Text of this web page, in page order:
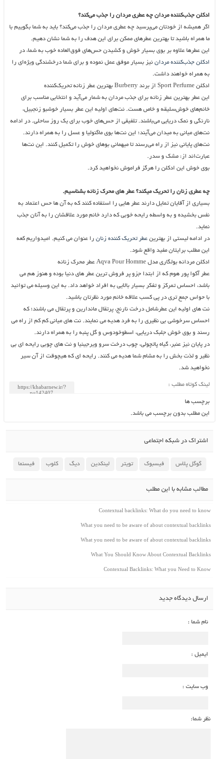
ادکلن جذب‌کننده مردان چه عطری مردان را جذب می‌کند؟
اگر همیشه از خودتان می‌پرسید چه عطری مردان را جذب می‌کند؟ باید به شما بگوییم با
ما همراه باشید تا بهترین عطرهای ممکن برای این هدف را به شما نشان دهیم.
این عطرها علاوه بر بوی بسیار خوش و کشیدن حس‌های فوق‌العاده خوب به شما، در
ادکلن جذب‌کننده مرداننیز بسیار موفق عمل نموده و برای شما درخشندگی ویژه‌ای را
به همراه خواهند داشت.
ادکلن Sport Perfume از برند Burberry بهترین عطر زنانه تحریک‌کننده
این عطر بهترین عطر زنانه برای جذب مردان به شمار می‌آید و انتخابی مناسب برای
خانم‌های خوش‌سلیقه و خاص هست. نت‌های اولیه این عطر بسیار خوشبو زنجبیل،
نارنگی و نمک دریایی می‌باشند. تلفیقی از حس‌های خوب برای یک روز ساحلی. در ادامه
نت‌های میانی به میدان می‌آیند؛ این نت‌ها بوی ماگنولیا و عسل را به همراه دارند.
نت‌های پایانی نیز از راه می‌رسند تا میهمانی بوهای خوش را تکمیل کنند. این نت‌ها
عبارت‌اند از: مشک و سدر.
بوی خوش این ادکلن را هرگز فراموش نخواهید کرد.
چه عطری زنان را تحریک میکند؟ عطر های محرک زنانه بشناسیم.
بسیاری از آقایان تمایل دارند عطر هایی را استفاده کنند که به آن ها حس اعتماد به
نفس بخشیده و به واسطه رایحه خوبی که دارد خانم مورد علاقشان را به آنان جذب
نماید.
در ادامه لیستی از بهترین عطر تحریک کننده زنانرا عنوان می کنیم. امیدواریم کعه
این مطلب برایتان مفید واقع شود.
ادکلن مردانه بولگاری مدل Aqva Pour Homme عطر محرک زنانه
عطر آکوا پور هوم که از ابتدا جزو پر فروش ترین عطر های دنیا بوده و هنوز هم می
باشد، احساس تمرکز و تفکر بسیار بالایی به افراد خواهد داد. به این وسیله می توانید
با حواس جمع تری در پی کسب علاقه خانم مورد نظرتان باشید.
نت های اولیه این عطرشامل درخت نارنج، پرتقال ماندارین و پرتقال می باشند؛ که
احساس سرخوشی بی نظیری را به فرد هدیه می نمایند. نت های میانی کم کم از راه می
رسند و بوی خوش جلبک دریایی، اسطوخودوس و گل پنبه را به همراه دارند.
در پایان نیز عنبر، گیاه پاتچولی، چوب درخت سرو ویرجینیا و نت های چوبی رایحه ای بی
نظیر و لذت بخش را به مشام شما هدیه می کنند. رایحه ای که هیچوقت از آن سیر
نخواهید شد.
لینک کوتاه مطلب :
برچسب ها
این مطلب بدون برچسب می باشد.
اشتراک در شبکه اجتماعی
گوگل پلاس فیسبوک تویتر لینکدین دیگ کلوب فیسنما
مطالب مشابه با این مطلب
Contextual backlinks: What do you need to know
What you need to be aware of about contextual backlinks
What you need to be aware of about contextual backlinks
What You Should Know About Contextual Backlinks
Contextual Backlinks: What you Need to Know
ارسال دیدگاه جدید
نام شما :
ایمیل :
وب سایت :
نظر شما: